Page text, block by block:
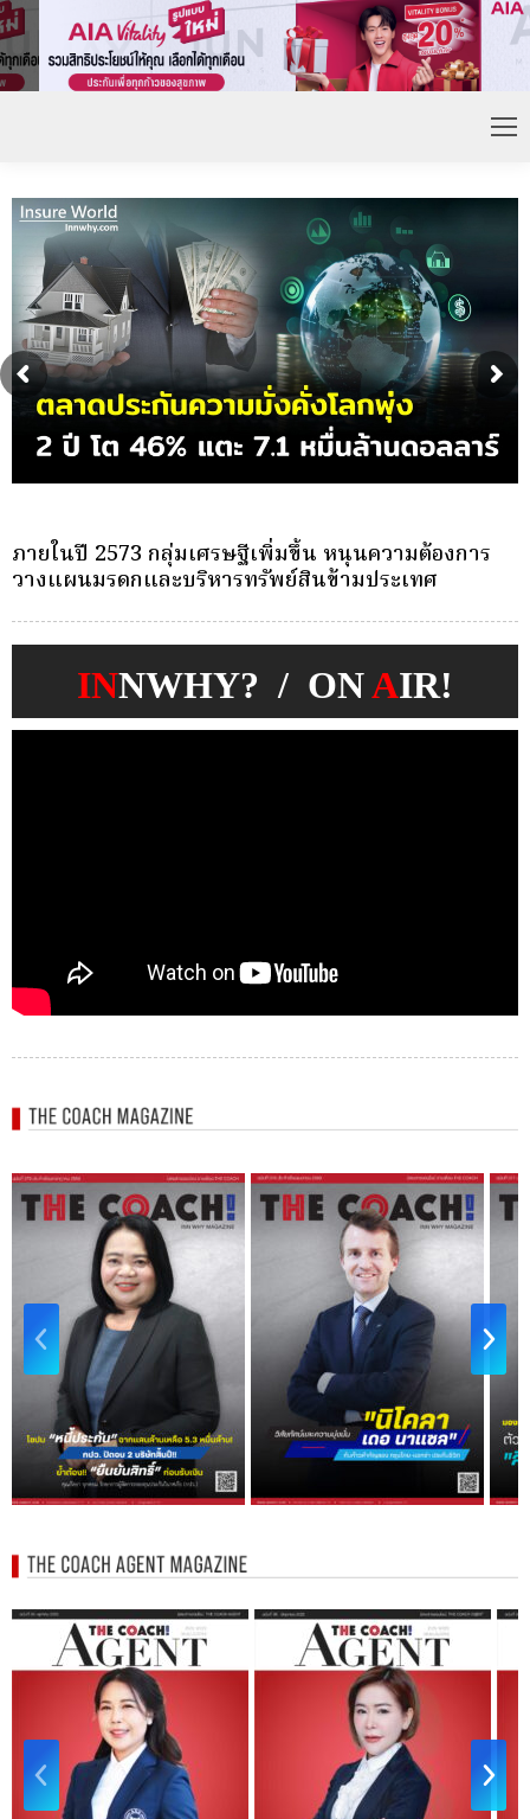
หารทรัพย์สินข้ามประเทศ ครั้งเดียว(Single-
Whole Life ชำระเบี้
INNWHY? / ONAIR!